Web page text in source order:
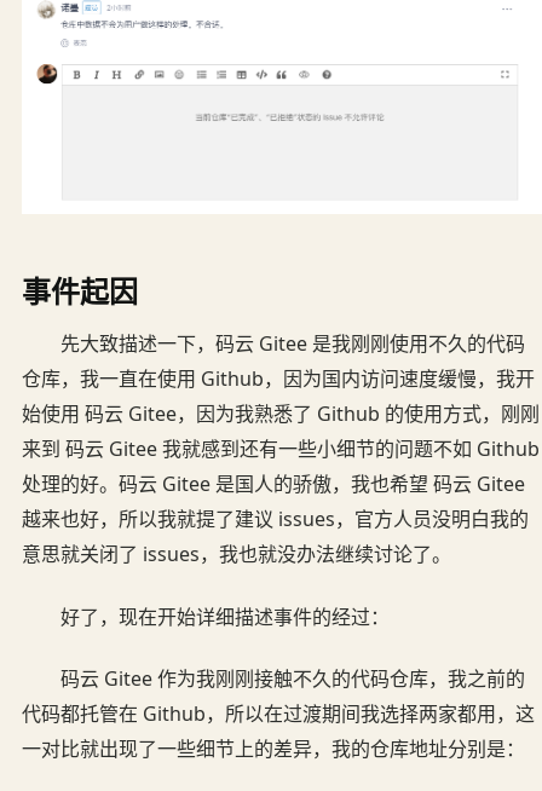
事件起因
先大致描述一下，码云 Gitee 是我刚刚使用不久的代码
仓库，我一直在使用 Github，因为国内访问速度缓慢，我开
始使用 码云 Gitee，因为我熟悉了 Github 的使用方式，刚刚
来到 码云 Gitee 我就感到还有一些小细节的问题不如 Github
处理的好。码云 Gitee 是国人的骄傲，我也希望 码云 Gitee
越来也好，所以我就提了建议 issues，官方人员没明白我的
意思就关闭了 issues，我也就没办法继续讨论了。
好了，现在开始详细描述事件的经过：
码云 Gitee 作为我刚刚接触不久的代码仓库，我之前的
代码都托管在 Github，所以在过渡期间我选择两家都用，这
一对比就出现了一些细节上的差异，我的仓库地址分别是：